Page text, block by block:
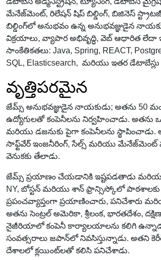
మేనేజ్‌మెంట్, రిలేషన్ షిప్ బిల్డింగ్, బిజినెస్
బిల్డింగ్‌లో అనుభవం ఉన్న అనుభవజ్ఞుడైన
విక్రయాలు, వ్యాపార అభివృద్ధి, వెబ్ ఆధారిత లేదా
సాంకేతికతలు: Java, Spring, REACT,
SQL, Elasticsearch, మరియు ఇతర డేటాబేస్లు
వృత్తిపరమైన
జేమ్స్ అనుభవజ్ఞుడైన నాయకుడు; అతను 50
ఉద్యోగులతో కంపెనీలను నిర్వహించాడు. అతను
మరియు డజనుకు పైగా కంపెనీలను స్థాపించాడు.
సాఫ్ట్‌వేర్ ఇంజనీరింగ్, సేల్స్ మరియు మేనేజ్‌మెంట్
వెనుకకు తేలాడు.
జేమ్స్ ప్రయాణం చేయడానికి ఇష్టపడతాడు
NY, బోస్టన్ మరియు శాన్ ఫ్రాన్సిస్కోలో
ప్రపంచవ్యాప్తంగా ప్రయాణించారు, పనిచేశారు
అతను సెంట్రల్ అమెరికా, శ్రీలంక, భారతదేశం,
నైజీరియాలో కంపెనీ కార్యాలయాలను కలిగి
సంవత్సరాలు జపాన్‌లో నివసిస్తున్నాడు. అతని
దేశాలలో క్లయింట్‌లతో కలిసి పనిచేశాడు.